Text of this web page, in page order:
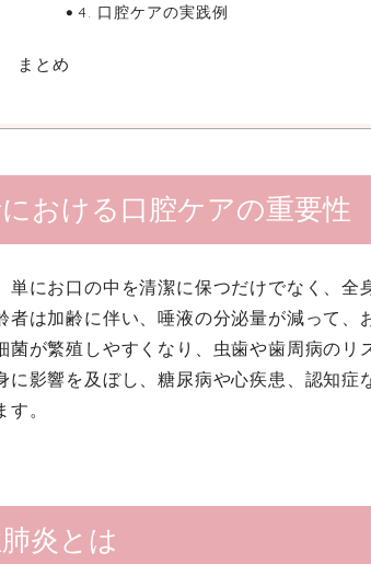
4. 口腔ケアの実践例
まとめ
おける口腔ケアの重要性
単にお口の中を清潔に保つだけでなく、全
者は加齢に伴い、唾液の分泌量が減って、
菌が繁殖しやすくなり、虫歯や歯周病のリ
に影響を及ぼし、糖尿病や心疾患、認知症
す。
炎とは